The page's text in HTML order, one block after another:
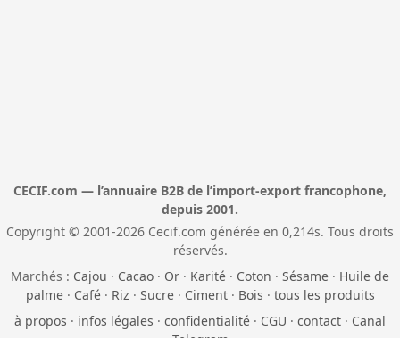
CECIF.com — l’annuaire B2B de l’import-export francophone,
depuis 2001.
Copyright © 2001-2026 Cecif.com générée en 0,214s. Tous droits
réservés.
Marchés : Cajou · Cacao · Or · Karité · Coton · Sésame · Huile de
palme· Café· Riz · Sucre· Ciment· Bois · tous les produits
à propos · infos légales · confidentialité · CGU · contact · Canal